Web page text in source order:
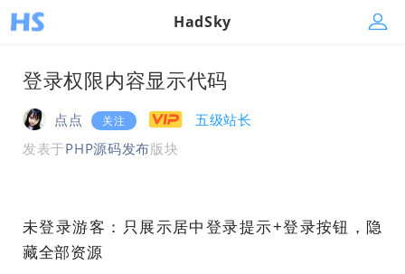
HadSky
登录权限内容显示代码
点点 关注
五级站长
发表于PHP源码发布版块
未登录游客：只展示居中登录提示+登录按钮，隐
藏全部资源